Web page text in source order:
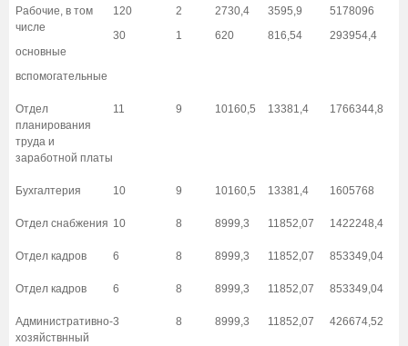
Рабочие, в том
числе
основные
вспомогательные
120
30
2
1
2730,4
620
3595,9
816,54
5178096
293954,4
Отдел
планирования
труда и
заработной платы
11 9 10160,5 13381,4 1766344,8
Бухгалтерия 10 9 10160,5 13381,4 1605768
Отдел снабжения 10 8 8999,3 11852,07 1422248,4
Отдел кадров 6 8 8999,3 11852,07 853349,04
Отдел кадров 6 8 8999,3 11852,07 853349,04
Административно-
хозяйствнный
3 8 8999,3 11852,07 426674,52